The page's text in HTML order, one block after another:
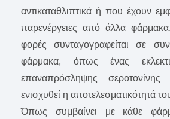
αντικαταθλιπτικά ή που έχουν
παρενέργειες από άλλα
φορές συνταγογραφείται σε
φάρμακα, όπως ένας
επαναπρόσληψης
ενισχυθεί η αποτελεσματικότητά
Όπως συμβαίνει με κάθε